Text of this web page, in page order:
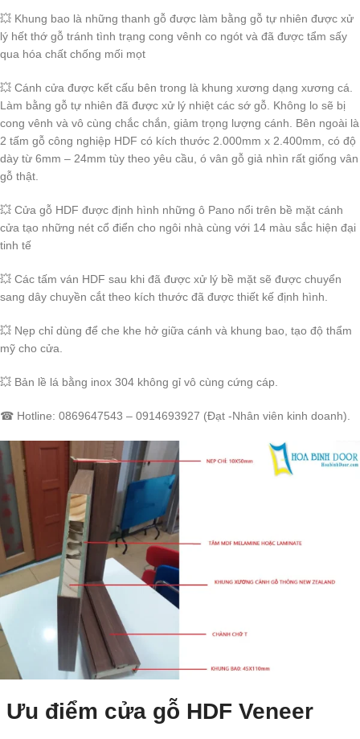
💥 Khung bao là những thanh gỗ được làm bằng gỗ tự nhiên được xử
lý hết thớ gỗ tránh tình trạng cong vênh co ngót và đã được tẩm sấy
qua hóa chất chống mối mọt
💥 Cánh cửa được kết cấu bên trong là khung xương dạng xương cá.
Làm bằng gỗ tự nhiên đã được xử lý nhiệt các sớ gỗ. Không lo sẽ bị
cong vênh và vô cùng chắc chắn, giảm trọng lượng cánh. Bên ngoài là
2 tấm gỗ công nghiệp HDF có kích thước 2.000mm x 2.400mm, có độ
dày từ 6mm – 24mm tùy theo yêu cầu, ó vân gỗ giả nhìn rất giống vân
gỗ thật.
💥 Cửa gỗ HDF được định hình những ô Pano nổi trên bề mặt cánh
cửa tạo những nét cổ điển cho ngôi nhà cùng với 14 màu sắc hiện đại
tinh tế
💥 Các tấm ván HDF sau khi đã được xử lý bề mặt sẽ được chuyển
sang dây chuyền cắt theo kích thước đã được thiết kế định hình.
💥 Nẹp chỉ dùng để che khe hở giữa cánh và khung bao, tạo độ thẩm
mỹ cho cửa.
💥 Bản lề lá bằng inox 304 không gỉ vô cùng cứng cáp.
☎ Hotline: 0869647543 – 0914693927 (Đạt -Nhân viên kinh doanh).
Ưu điểm cửa gỗ HDF Veneer